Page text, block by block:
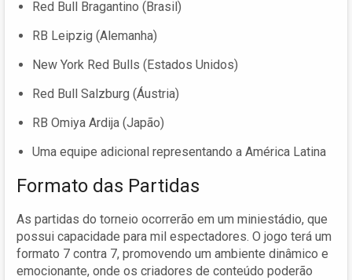
Red Bull Bragantino (Brasil)
RB Leipzig (Alemanha)
New York Red Bulls (Estados Unidos)
Red Bull Salzburg (Áustria)
RB Omiya Ardija (Japão)
Uma equipe adicional representando a América Latina
Formato das Partidas
As partidas do torneio ocorrerão em um miniestádio, que
possui capacidade para mil espectadores. O jogo terá um
formato 7 contra 7, promovendo um ambiente dinâmico e
emocionante, onde os criadores de conteúdo poderão